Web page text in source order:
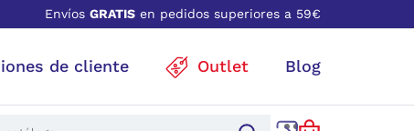
Envíos GRATIS en pedidos superiores a 59€
de cliente Outlet Blog